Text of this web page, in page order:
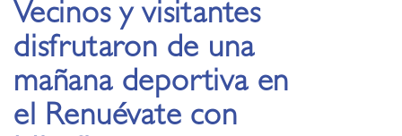
Vecinos y visitantes
disfrutaron de una
mañana deportiva en
el Renuévate con